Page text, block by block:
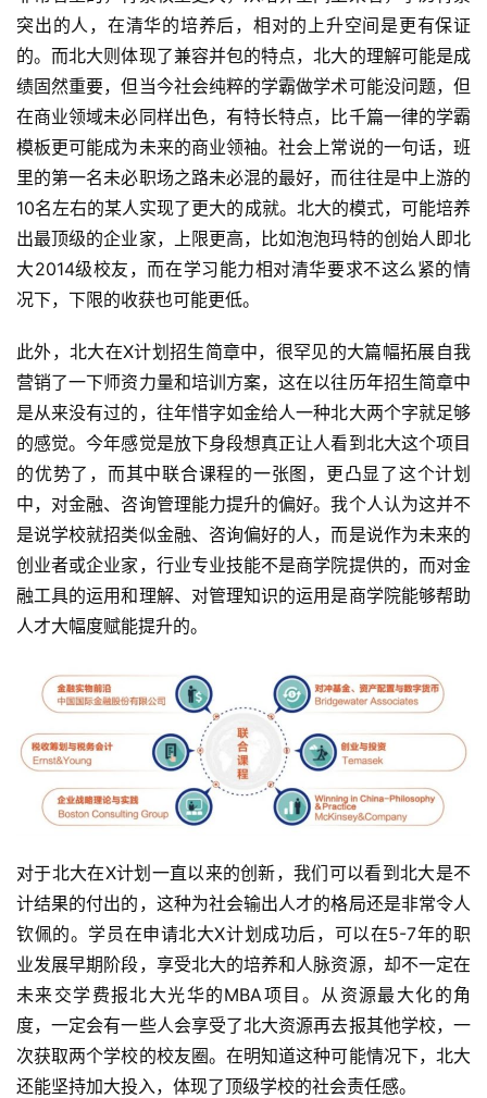
M
B
A
申
请
公
开
课
M
A
咨
询
问
答
突出的人，在清华的培养后，相对的上升空间是更有保证
的。而北大则体现了兼容并包的特点，北大的理解可能是成
绩固然重要，但当今社会纯粹的学霸做学术可能没问题，但
在商业领域未必同样出色，有特长特点，比千篇一律的学霸
模板更可能成为未来的商业领袖。社会上常说的一句话，班
里的第一名未必职场之路未必混的最好，而往往是中上游的
10名左右的某人实现了更大的成就。北大的模式，可能培养
出最顶级的企业家，上限更高，比如泡泡玛特的创始人即北
大2014级校友，而在学习能力相对清华要求不这么紧的情
况下，下限的收获也可能更低。
此外，北大在X计划招生简章中，很罕见的大篇幅拓展自我
营销了一下师资力量和培训方案，这在以往历年招生简章中
是从来没有过的，往年惜字如金给人一种北大两个字就足够
的感觉。今年感觉是放下身段想真正让人看到北大这个项目
的优势了，而其中联合课程的一张图，更凸显了这个计划
中，对金融、咨询管理能力提升的偏好。我个人认为这并不
是说学校就招类似金融、咨询偏好的人，而是说作为未来的
创业者或企业家，行业专业技能不是商学院提供的，而对金
融工具的运用和理解、对管理知识的运用是商学院能够帮助
人才大幅度赋能提升的。
对于北大在X计划一直以来的创新，我们可以看到北大是不
计结果的付出的，这种为社会输出人才的格局还是非常令人
钦佩的。学员在申请北大X计划成功后，可以在5-7年的职
业发展早期阶段，享受北大的培养和人脉资源，却不一定在
未来交学费报北大光华的MBA项目。从资源最大化的角
度，一定会有一些人会享受了北大资源再去报其他学校，一
次获取两个学校的校友圈。在明知道这种可能情况下，北大
还能坚持加大投入，体现了顶级学校的社会责任感。